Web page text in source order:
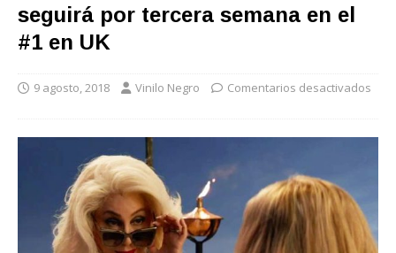
seguirá por tercera semana en el
#1 en UK
9 agosto, 2018 Vinilo Negro Comentarios desactivados